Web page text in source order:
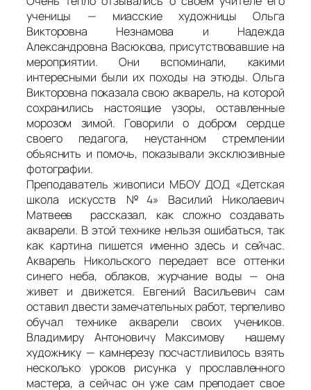
ученицы — миасские художницы Ольга
Викторовна Незнамова и Надежда
Александровна Васюкова, присутствовавшие на
мероприятии. Они вспоминали, какими
интересными были их походы на этюды. Ольга
Викторовна показала свою акварель, на которой
сохранились настоящие узоры, оставленные
морозом зимой. Говорили о добром сердце
своего педагога, неустанном стремлении
объяснить и помочь, показывали эксклюзивные
фотографии.
Преподаватель живописи МБОУ ДОД «Детская
школа искусств №4» Василий Николаевич
Матвеев рассказал, как сложно создавать
акварели. В этой технике нельзя ошибаться, так
как картина пишется именно здесь и сейчас.
Акварель Никольского передает все оттенки
синего неба, облаков, журчание воды — она
живет и движется. Евгений Васильевич сам
оставил двести замечательных работ, терпеливо
обучал технике акварели своих учеников.
Владимиру Антоновичу Максимову нашему
художнику — камнерезу посчастливилось взять
несколько уроков рисунка у прославленного
мастера, а сейчас он уже сам преподает свое